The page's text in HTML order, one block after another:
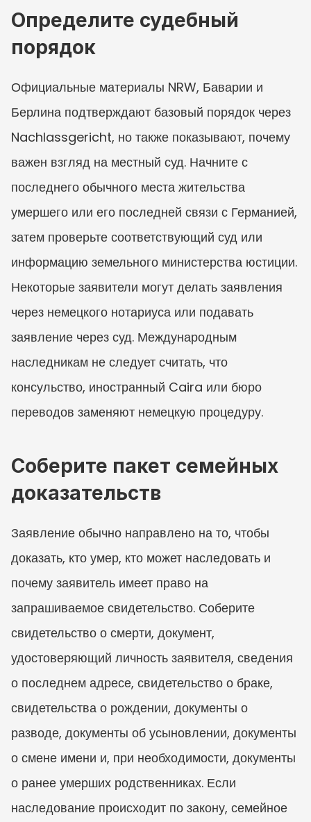
Определите судебный
порядок
Официальные материалы NRW, Баварии и
Берлина подтверждают базовый порядок через
Nachlassgericht, но также показывают, почему
важен взгляд на местный суд. Начните с
последнего обычного места жительства
умершего или его последней связи с Германией,
затем проверьте соответствующий суд или
информацию земельного министерства юстиции.
Некоторые заявители могут делать заявления
через немецкого нотариуса или подавать
заявление через суд. Международным
наследникам не следует считать, что
консульство, иностранный Caira или бюро
переводов заменяют немецкую процедуру.
Соберите пакет семейных
доказательств
Заявление обычно направлено на то, чтобы
доказать, кто умер, кто может наследовать и
почему заявитель имеет право на
запрашиваемое свидетельство. Соберите
свидетельство о смерти, документ,
удостоверяющий личность заявителя, сведения
о последнем адресе, свидетельство о браке,
свидетельства о рождении, документы о
разводе, документы об усыновлении, документы
о смене имени и, при необходимости, документы
о ранее умерших родственниках. Если
наследование происходит по закону, семейное